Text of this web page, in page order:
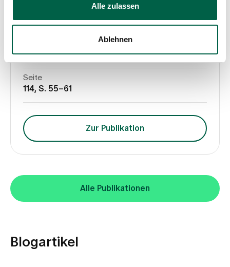
Alle zulassen
Ablehnen
Urbanschitz L., Nüesch C., Schären S., Mandelli F.,
Mündermann A., Netzer, C., 2024
Gait & Posture
Seite
114, S. 55–61
Zur Publikation
Alle Publikationen
Blogartikel